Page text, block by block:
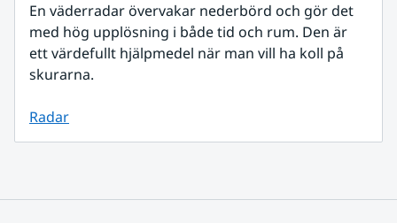
En väderradar övervakar nederbörd och gör det
med hög upplösning i både tid och rum. Den är
ett värdefullt hjälpmedel när man vill ha koll på
skurarna.
Radar